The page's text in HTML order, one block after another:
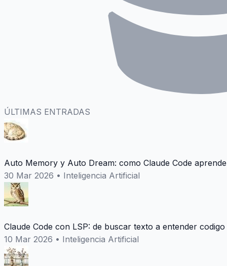
ÚLTIMAS ENTRADAS
Auto Memory y Auto Dream: como Claude Code
30 Mar 2026 • Inteligencia Artificial
Claude Code con LSP: de buscar texto a entender codigo
10 Mar 2026 • Inteligencia Artificial